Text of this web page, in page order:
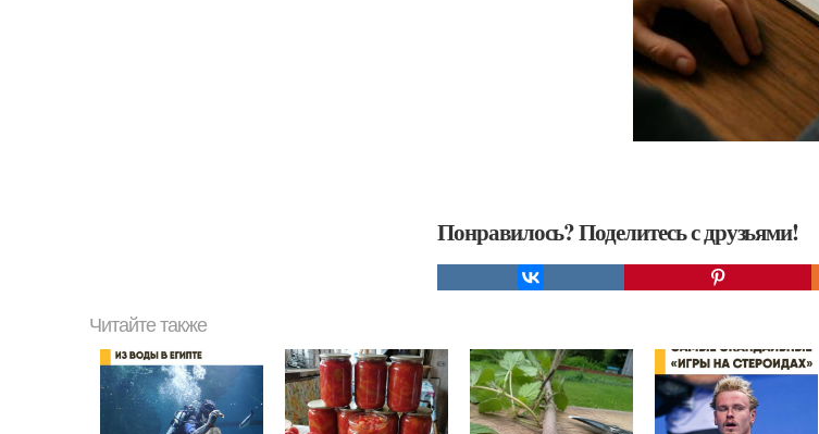
Понравилось? Поделитесь с друзьями!
Читайте также